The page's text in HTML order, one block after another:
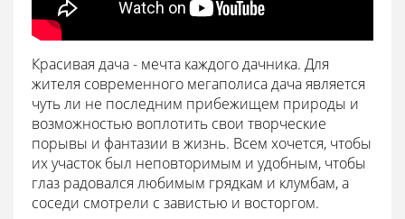
Красивая дача - мечта каждого дачника. Для
жителя современного мегаполиса дача является
чуть ли не последним прибежищем природы и
возможностью воплотить свои творческие
порывы и фантазии в жизнь. Всем хочется, чтобы
их участок был неповторимым и удобным, чтобы
глаз радовался любимым грядкам и клумбам, а
соседи смотрели с завистью и восторгом.